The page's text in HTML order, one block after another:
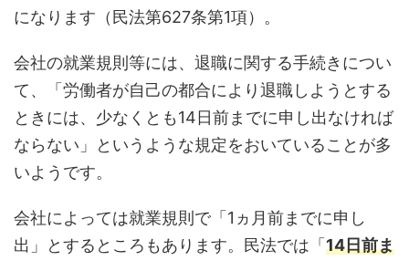
になります（民法第627条第1項）。
会社の就業規則等には、退職に関する手続きについ
て、「労働者が自己の都合により退職しようとする
ときには、少なくとも14日前までに申し出なければ
ならない」というような規定をおいていることが多
いようです。
会社によっては就業規則で「1ヵ月前までに申し
出」とするところもあります。民法では「14日前ま